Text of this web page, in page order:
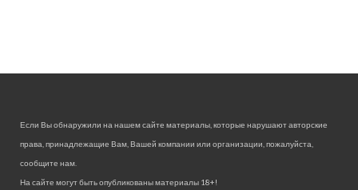
Если Вы обнаружили на нашем сайте материалы, которые нарушают авторские
права, принадлежащие Вам, Вашей компании или организации, пожалуйста,
сообщите нам.
На сайте могут быть опубликованы материалы 18+!